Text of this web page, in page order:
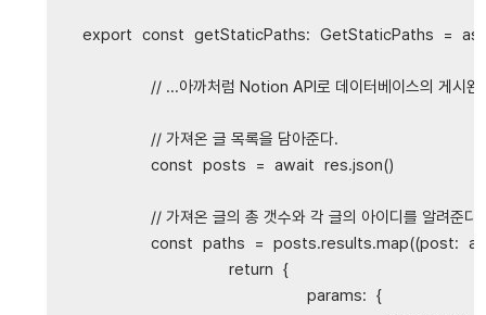
export const getStaticPaths: GetStaticPaths =
// ...아까처럼 Notion API로 데이터베이스의 게시완
// 가져온 글 목록을 담아준다.
const posts = await res.json()
// 가져온 글의 총 갯수와 각 글의 아이디를 알려준다.
const paths = posts.results.map((post:
return {
params: {